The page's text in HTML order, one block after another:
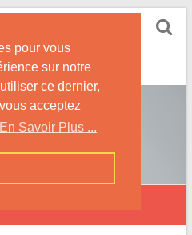
pour vous
sur notre
ce dernier,
acceptez
En Savoir Plus ...
d'une Belle